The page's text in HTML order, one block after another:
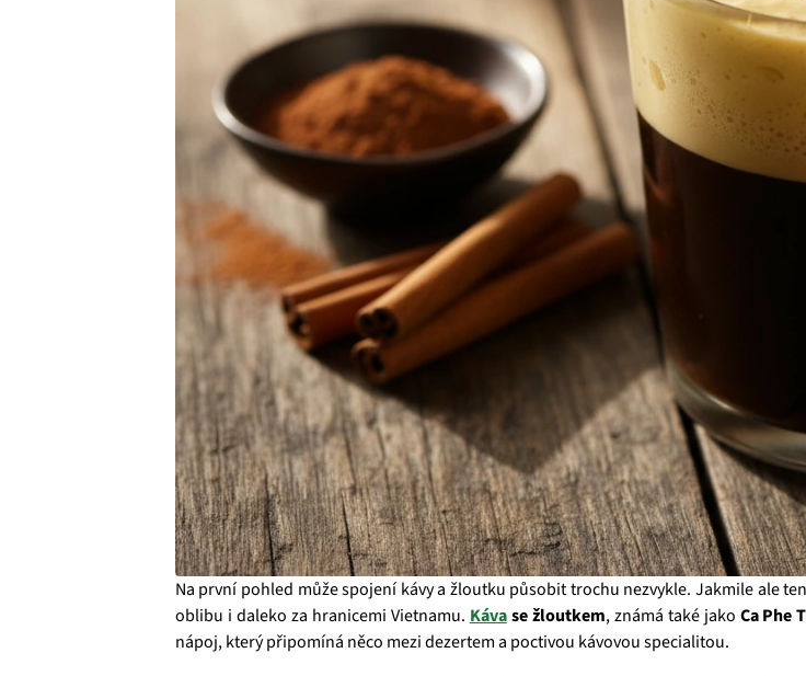
Na první pohled může spojení kávy a žloutku působit trochu nezvykle. Jakmile ale
oblibu i daleko za hranicemi Vietnamu. Kávase žloutkem, známá také jako Ca Phe
nápoj, který připomíná něco mezi dezertem a poctivou kávovou specialitou.